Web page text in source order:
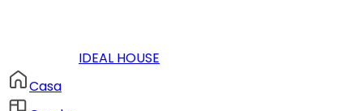
IDEAL HOUSE
Casa